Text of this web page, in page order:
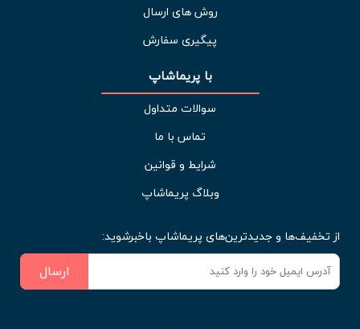
روش های ارسال
پیگیری سفارش
با پریماشاپ
سوالات متداول
تماس با ما
شرایط و قوانین
وبلاگ پریماشاپ
از تخفیف‌ها و جدیدترین‌های پریماشاپ باخبرشوید:
ارسال